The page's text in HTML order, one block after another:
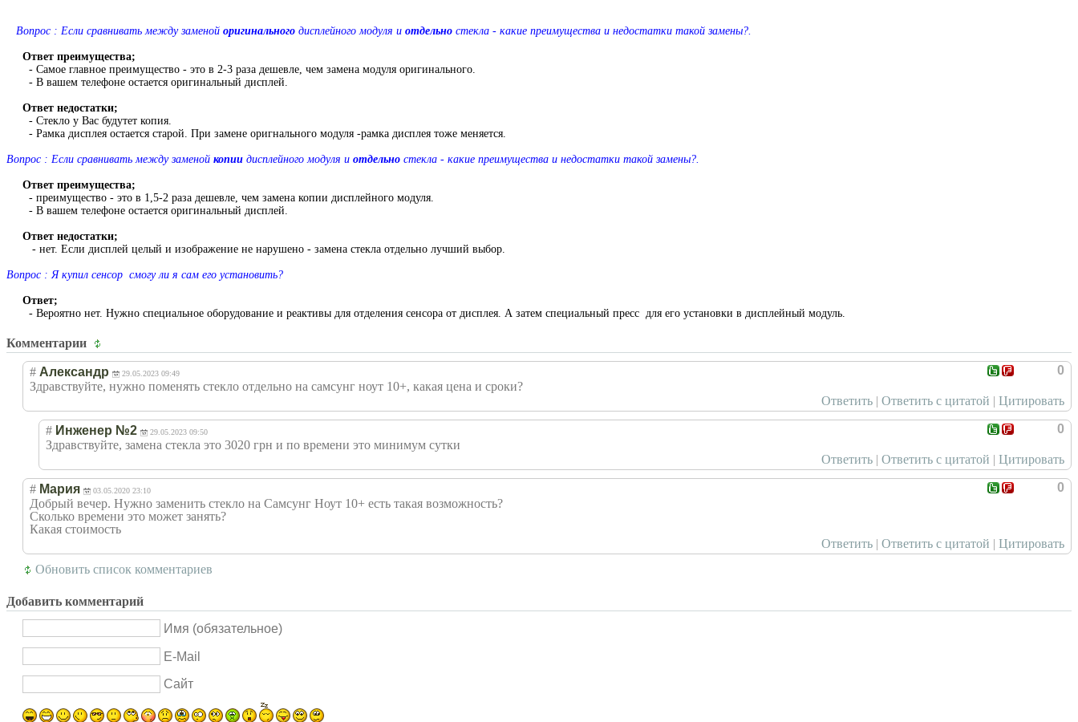
Вопрос : Если сравнивать между заменой оригинального дисплейного модуля и отдельно стекла - какие преимущества и недостатки такой замены?.
Ответ преимущества;
- Самое главное преимущество - это в 2-3 раза дешевле, чем замена модуля оригинального.
- В вашем телефоне остается оригинальный дисплей.
Ответ недостатки;
- Стекло у Вас будутет копия.
- Рамка дисплея остается старой. При замене оригнального модуля -рамка дисплея тоже меняется.
Вопрос : Если сравнивать между заменой копии дисплейного модуля и отдельно стекла - какие преимущества и недостатки такой замены?.
Ответ преимущества;
- преимущество - это в 1,5-2 раза дешевле, чем замена копии дисплейного модуля.
- В вашем телефоне остается оригинальный дисплей.
Ответ недостатки;
- нет. Если дисплей целый и изображение не нарушено - замена стекла отдельно лучший выбор.
Вопрос : Я купил сенсор смогу ли я сам его установить?
Ответ;
- Вероятно нет. Нужно специальное оборудование и реактивы для отделения сенсора от дисплея. А затем специальный пресс для его установки в дисплейный модуль.
Комментарии
0
# Александр 29.05.2023 09:49
Здравствуйте, нужно поменять стекло отдельно на самсунг ноут 10+, какая цена и сроки?
Ответить | Ответить с цитатой | Цитировать
0
# Инженер №2 29.05.2023 09:50
Здравствуйте, замена стекла это 3020 грн и по времени это минимум сутки
Ответить | Ответить с цитатой | Цитировать
0
# Мария 03.05.2020 23:10
Добрый вечер. Нужно заменить стекло на Самсунг Ноут 10+ есть такая возможность?
Сколько времени это может занять?
Какая стоимость
Ответить | Ответить с цитатой | Цитировать
Обновить список комментариев
Добавить комментарий
Имя (обязательное)
E-Mail
Сайт